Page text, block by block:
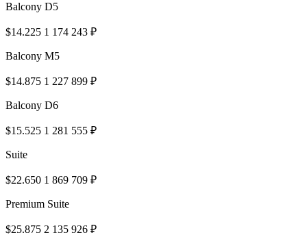
Balcony D5
$14.225 1 174 243 ₽
Balcony M5
$14.875 1 227 899 ₽
Balcony D6
$15.525 1 281 555 ₽
Suite
$22.650 1 869 709 ₽
Premium Suite
$25.875 2 135 926 ₽